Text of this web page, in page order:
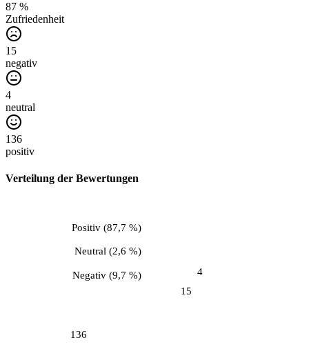
87 %
Zufriedenheit
15
negativ
4
neutral
136
positiv
Verteilung der Bewertungen
15
Negativ(9,7 %) 4
Neutral(2,6 %)
136
Positiv(87,7 %)